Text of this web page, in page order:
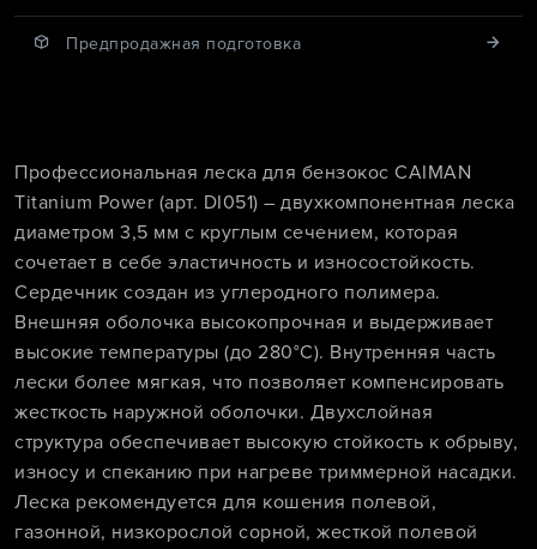
Предпродажная подготовка
Профессиональная леска для бензокос CAIMAN
Titanium Power (арт. DI051) – двухкомпонентная леска
диаметром 3,5 мм с круглым сечением, которая
сочетает в себе эластичность и износостойкость.
Сердечник создан из углеродного полимера.
Внешняя оболочка высокопрочная и выдерживает
высокие температуры (до 280°C). Внутренняя часть
лески более мягкая, что позволяет компенсировать
жесткость наружной оболочки. Двухслойная
структура обеспечивает высокую стойкость к обрыву,
износу и спеканию при нагреве триммерной насадки.
Леска рекомендуется для кошения полевой,
газонной, низкорослой сорной, жесткой полевой